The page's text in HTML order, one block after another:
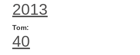
2013
Tom
40